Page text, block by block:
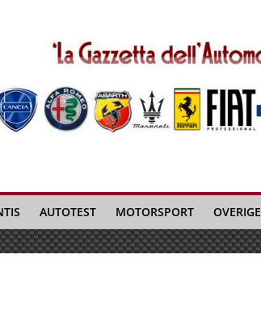
AUTOTEST MOTORSPORT OVERIGE